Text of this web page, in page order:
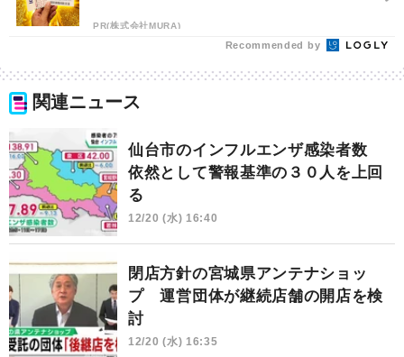
PR(株式会社MURA)
Recommended by
関連ニュース
仙台市のインフルエンザ感染者数
依然として警報基準の３０人を上回
る
12/20 (水) 16:40
閉店方針の宮城県アンテナショッ
プ 運営団体が継続店舗の開店を検
討
12/20 (水) 16:35